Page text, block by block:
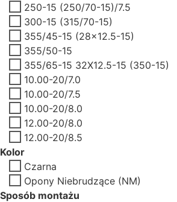
250-15 (250/70-15)/7.5
300-15 (315/70-15)
355/45-15 (28x12.5-15)
355/50-15
355/65-15 32X12.5-15 (350-15)
10.00-20/7.0
10.00-20/7.5
10.00-20/8.0
12.00-20/8.0
12.00-20/8.5
Kolor
Czarna
Opony Niebrudzące (NM)
Sposób montażu